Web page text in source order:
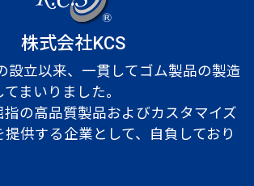
株式会社KCS
設立以来、一貫してゴム製品の製造
まいりました。
指の高品質製品およびカスタマイズ
提供する企業として、自負しており